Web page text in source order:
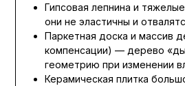
Гипсовая лепнина и
они не эластичны и
Паркетная доска и массив
компенсации) — дерево
геометрию при изменении
Керамическая плитка